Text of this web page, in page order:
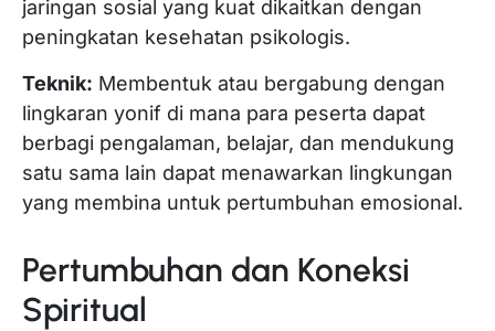
jaringan sosial yang kuat dikaitkan dengan
peningkatan kesehatan psikologis.
Teknik: Membentuk atau bergabung dengan
lingkaran yonif di mana para peserta dapat
berbagi pengalaman, belajar, dan mendukung
satu sama lain dapat menawarkan lingkungan
yang membina untuk pertumbuhan emosional.
Pertumbuhan dan Koneksi
Spiritual